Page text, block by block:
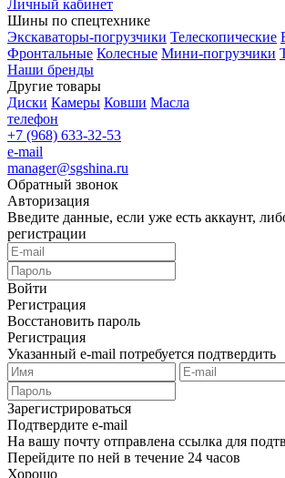
Личный кабинет
Шины по спецтехнике
Экскаваторы-погрузчики Телескопические
Фронтальные Колесные Мини-погрузчики
Наши бренды
Другие товары
Диски Камеры Ковши Масла
телефон
+7 (968) 633-32-53
e-mail
manager@sgshina.ru
Обратный звонок
Авторизация
Введите данные, если уже есть аккаунт,
регистрации
Войти
Регистрация
Восстановить пароль
Регистрация
Указанный e-mail потребуется подтвердить
Зарегистрироваться
Подтвердите e-mail
На вашу почту отправлена ссылка для
Перейдите по ней в течение 24 часов
Хорошо